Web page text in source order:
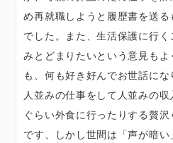
め再就職しようと履歴書を送
でした。また、生活保護に行
みとどまりたいという意見も
も、何も好き好んでお世話に
人並みの仕事をして人並みの
ぐらい外食に行ったりする贅
です、しかし世間は「声が暗